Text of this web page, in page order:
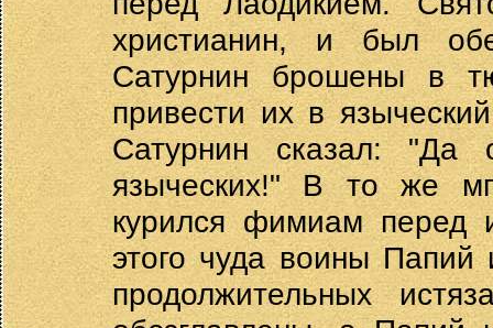
христианин, и был
Сатурнин брошены в
привести их в
Сатурнин сказал: "Да
языческих!" В то же
курился фимиам перед
этого чуда воины
продолжительных